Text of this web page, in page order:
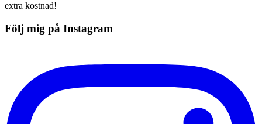
extra kostnad!
Följ mig på Instagram